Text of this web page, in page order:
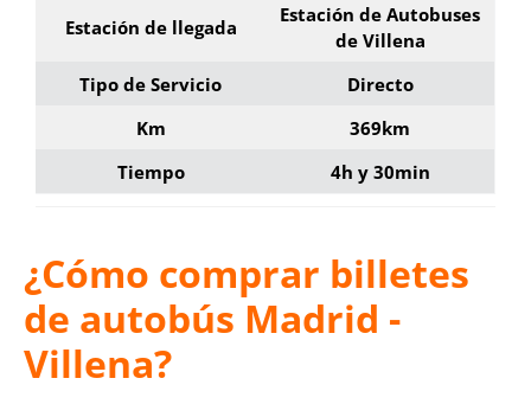
Estación de llegada
Estación de Autobuses
de Villena
Tipo de Servicio
Directo
Km
369km
Tiempo
4h y 30min
¿Cómo comprar billetes
de autobús Madrid -
Villena?